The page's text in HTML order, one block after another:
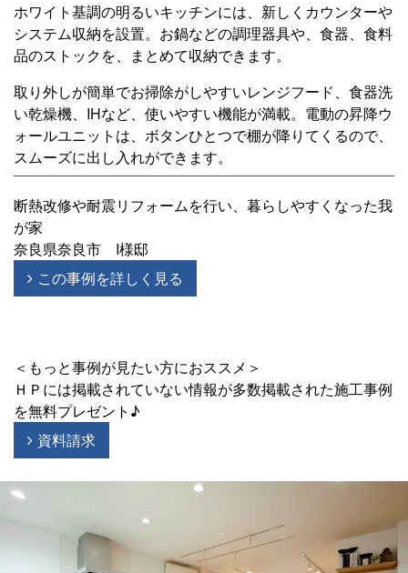
ホワイト基調の明るいキッチンには、新しくカウンターや
システム収納を設置。お鍋などの調理器具や、食器、食料
品のストックを、まとめて収納できます。
取り外しが簡単でお掃除がしやすいレンジフード、食器洗
い乾燥機、IHなど、使いやすい機能が満載。電動の昇降ウ
ォールユニットは、ボタンひとつで棚が降りてくるので、
スムーズに出し入れができます。
断熱改修や耐震リフォームを行い、暮らしやすくなった我
が家
奈良県奈良市 I様邸
この事例を詳しく見る
＜もっと事例が見たい方におススメ＞
ＨＰには掲載されていない情報が多数掲載された施工事例
を無料プレゼント♪
資料請求